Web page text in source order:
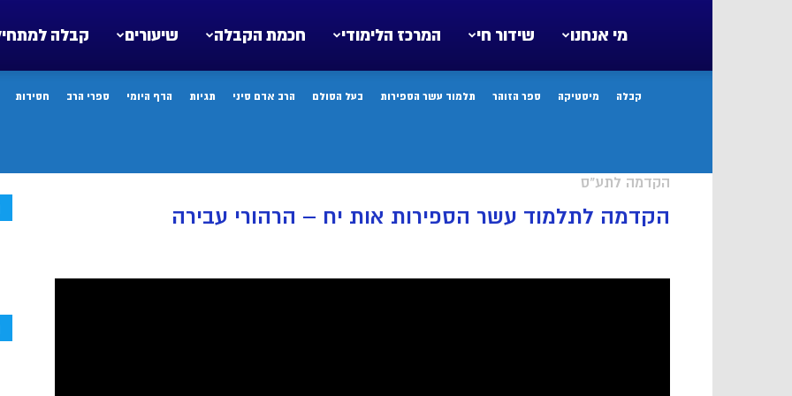
קבלה שיעורים חכמת הקבלה המרכז הלימודי שידור חי מי אנחנו
קבלה מיסטיקה ספר הזוהר תלמוד עשר הספירות בעל הסולם הרב אדם סיני תגיות הדף היומי ספרי הרב חסידות
הקדמה לתע"ס
הקדמה לתלמוד עשר הספירות אות יח – הרהורי עבירה